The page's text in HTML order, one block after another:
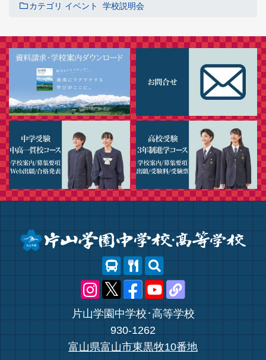
カテゴリ イベント 学校説明会
片山学園中学校･高等学校
930-1262
富山県富山市東黒牧10番地